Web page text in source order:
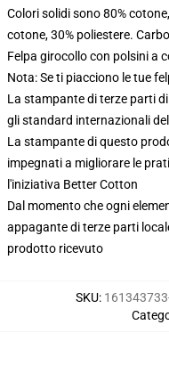
Colori solidi sono 80%
cotone, 30% poliestere.
Felpa girocollo con polsini a
Nota: Se ti piacciono le tue
La stampante di terze parti
gli standard internazionali
La stampante di questo
impegnati a migliorare le
l'iniziativa Better Cotton
Dal momento che ogni
appagante di terze parti
prodotto ricevuto
SKU: